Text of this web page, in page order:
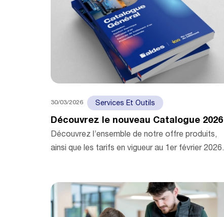
30/03/2026 Services Et Outils
Découvrez le nouveau Catalogue 2026
Découvrez l’ensemble de notre offre produits,
ainsi que les tarifs en vigueur au 1er février 2026.